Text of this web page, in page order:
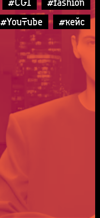
#YouTube
#кейс